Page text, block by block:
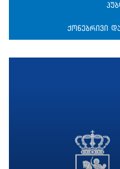
ქონებრივი